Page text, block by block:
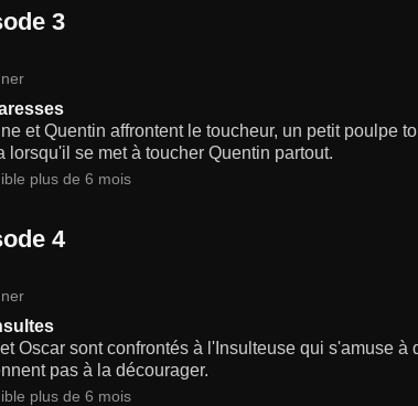
3
et Quentin affrontent le toucheur, un petit poulpe
lorsqu'il se met à toucher Quentin partout.
plus de 6 mois
4
Oscar sont confrontés à l'Insulteuse qui s'amuse
pas à la décourager.
plus de 6 mois